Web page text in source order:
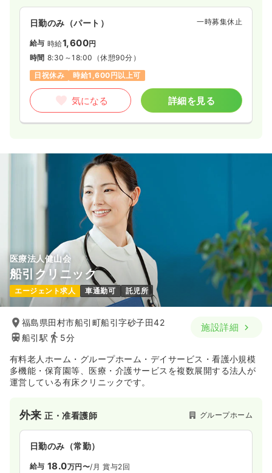
日勤のみ（パート） 一時募集休止
給与 時給1,600円
時間 8:30～18:00 （休憩90分）
日祝休み
時給1,600円以上可
気になる 詳細を見る
医療法人健山会
船引クリニック
エージェント求人 車通勤可 託児所
福島県田村市船引町船引字砂子田42
船引駅
5分
施設詳細
有料老人ホーム・グループホーム・デイサービス・看護小規模
多機能・保育園等、医療・介護サービスを複数展開する法人が
運営している有床クリニックです。
外来正・准看護師 グループホーム
日勤のみ（常勤）
給与 18.0万円〜/月 賞与2回